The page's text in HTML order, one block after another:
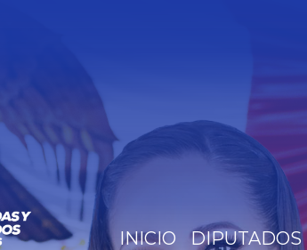
INICIO DIPUTADOS